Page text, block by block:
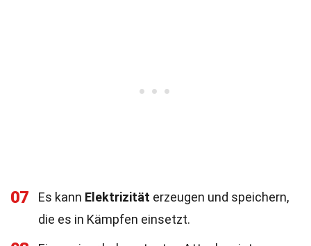
07 Es kann Elektrizität erzeugen und speichern,
die es in Kämpfen einsetzt.